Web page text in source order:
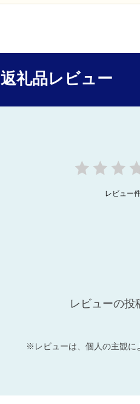
返礼品レビュー
レビュー
レビューの投
※レビューは、個人の主観に